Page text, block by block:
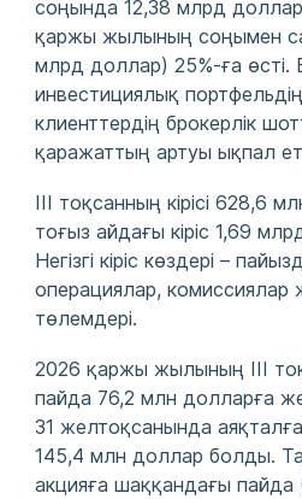
соңында 12,38 млрд
қаржы жылының соңымен
млрд доллар) 25%‑ға өсті.
инвестициялық
клиенттердің брокерлік
қаражаттың артуы ықпал
III тоқсанның кірісі 628,6
тоғыз айдағы кіріс 1,69
Негізгі кіріс көздері –
операциялар, комиссиялар
төлемдері.
2026 қаржы жылының III
пайда 76,2 млн долларға
31 желтоқсанында
145,4 млн доллар болды.
акцияға шаққандағы пайда